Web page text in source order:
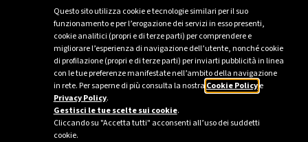
Questo sito utilizza cookie e tecnologie similari per il suo
funzionamento e per l’erogazione dei servizi in esso presenti,
cookie analitici (propri e di terze parti) per comprendere e
migliorare l’esperienza di navigazione dell’utente, nonché cookie
di profilazione (propri e di terze parti) per inviarti pubblicità in linea
con le tue preferenze manifestate nell’ambito della navigazione
in rete. Per saperne di più consulta la nostra Cookie Policye
Privacy Policy.
Gestisci le tue scelte sui cookie.
Cliccando su "Accetta tutti" acconsenti all’uso dei suddetti
cookie.